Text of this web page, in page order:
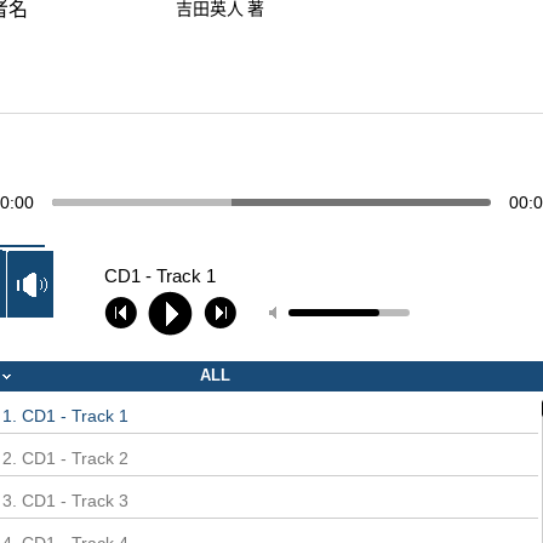
名 吉田英人 著
CD1 - Track 1
ALL
1. CD1 - Track 1
2. CD1 - Track 2
3. CD1 - Track 3